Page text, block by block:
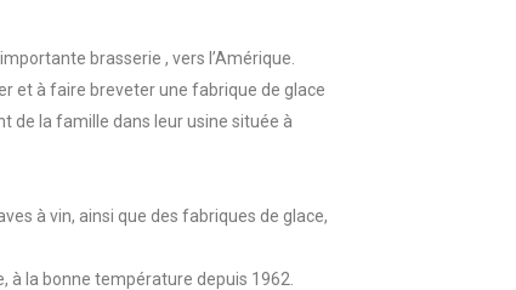
brasserie , vers l’Amérique.
et à faire breveter une fabrique de glace
de la famille dans leur usine située à
à vin, ainsi que des fabriques de glace,
à la bonne température depuis 1962.